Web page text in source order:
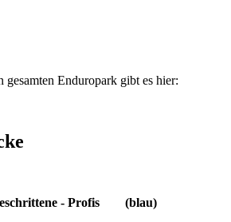
Enduropark gibt es hier:
- Profis (blau)